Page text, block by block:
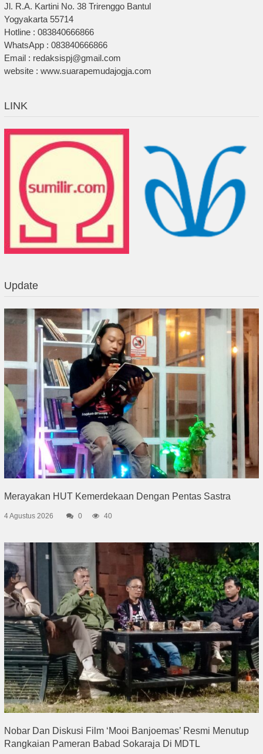
Jl. R.A. Kartini No. 38 Trirenggo Bantul
Yogyakarta 55714
Hotline : 083840666866
WhatsApp : 083840666866
Email : redaksispj@gmail.com
website : www.suarapemudajogja.com
LINK
Update
Merayakan HUT Kemerdekaan Dengan Pentas Sastra
4 Agustus 2026 0 40
Nobar Dan Diskusi Film ‘Mooi Banjoemas’ Resmi Menutup
Rangkaian Pameran Babad Sokaraja Di MDTL